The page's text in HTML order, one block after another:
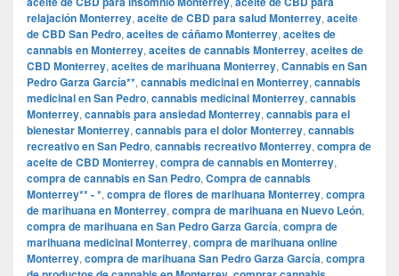
relajación Monterrey, aceite de CBD para salud Monterrey, aceite
de CBD San Pedro, aceites de cáñamo Monterrey, aceites de
cannabis en Monterrey, aceites de cannabis Monterrey, aceites de
CBD Monterrey, aceites de marihuana Monterrey, Cannabis en San
Pedro Garza García**, cannabis medicinal en Monterrey, cannabis
medicinal en San Pedro, cannabis medicinal Monterrey, cannabis
Monterrey, cannabis para ansiedad Monterrey, cannabis para el
bienestar Monterrey, cannabis para el dolor Monterrey, cannabis
recreativo en San Pedro, cannabis recreativo Monterrey, compra de
aceite de CBD Monterrey, compra de cannabis en Monterrey,
compra de cannabis en San Pedro, Compra de cannabis
Monterrey** - *, compra de flores de marihuana Monterrey, compra
de marihuana en Monterrey, compra de marihuana en Nuevo León,
compra de marihuana en San Pedro Garza García, compra de
marihuana medicinal Monterrey, compra de marihuana online
Monterrey, compra de marihuana San Pedro Garza García, compra